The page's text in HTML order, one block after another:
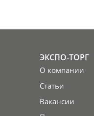
ЭКСПО-ТОРГ
О компании
Статьи
Вакансии